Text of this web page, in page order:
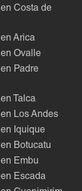
Costa de
Arica
Ovalle
Padre
Talca
Los Andes
Iquique
Botucatu
Embu
Escada